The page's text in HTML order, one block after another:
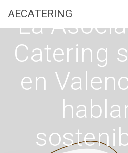
AECATERING
La
Catering
en